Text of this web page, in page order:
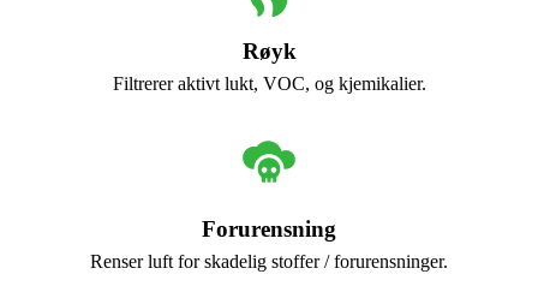
Røyk
Filtrerer aktivt lukt, VOC, og kjemikalier.
Forurensning
Renser luft for skadelig stoffer / forurensninger.